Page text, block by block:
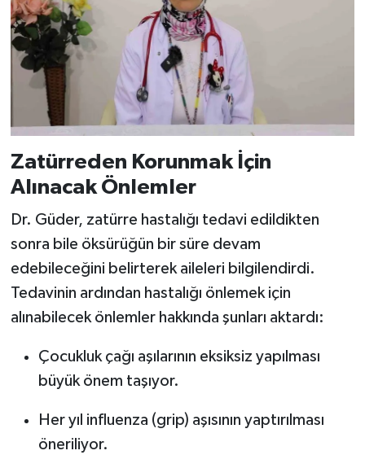
Zatürreden Korunmak İçin
Alınacak Önlemler
Dr. Güder, zatürre hastalığı tedavi edildikten
sonra bile öksürüğün bir süre devam
edebileceğini belirterek aileleri bilgilendirdi.
Tedavinin ardından hastalığı önlemek için
alınabilecek önlemler hakkında şunları aktardı:
Çocukluk çağı aşılarının eksiksiz yapılması
büyük önem taşıyor.
Her yıl influenza (grip) aşısının yaptırılması
öneriliyor.